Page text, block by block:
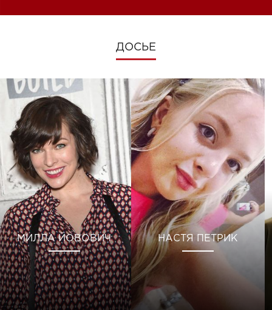
ДОСЬЕ
МИЛЛА ЙОВОВИЧ НАСТЯ ПЕТРИК